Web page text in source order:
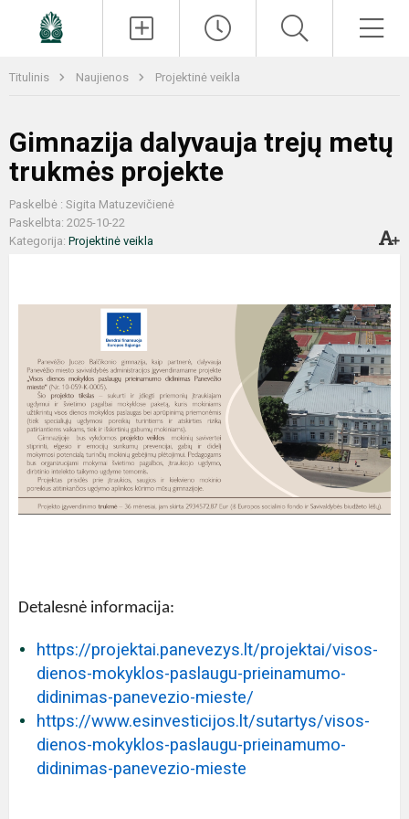
Titulinis Naujienos Projektinė veikla
Gimnazija dalyvauja trejų metų
trukmės projekte
Paskelbė : Sigita Matuzevičienė
Paskelbta: 2025-10-22
Kategorija: Projektinė veikla
Detalesnė informacija:
https://projektai.panevezys.lt/projektai/visos-
dienos-mokyklos-paslaugu-prieinamumo-
didinimas-panevezio-mieste/
https://www.esinvesticijos.lt/sutartys/visos-
dienos-mokyklos-paslaugu-prieinamumo-
didinimas-panevezio-mieste